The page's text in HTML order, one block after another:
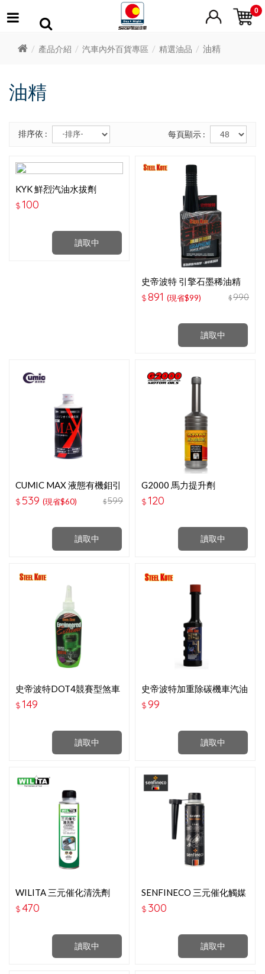
0
產品介紹 汽車內外百貨專區 精選油品 油精
油精
排序依 : 每頁顯示 :
讀取中
KYK 鮮烈汽油水拔劑
200ML
$100
讀取中
史帝波特 引擎石墨稀油精
236ML
$891 (現省$99) $990
讀取中
CUMIC MAX 液態有機鉬引
擎強化油精 300ML
$ 539 (現省$60) $599
讀取中
G2000 馬力提升劑
$120
讀取中
史帝波特DOT4競賽型煞車
油(量子綠) 200ML
$149
讀取中
史帝波特加重除碳機車汽油
精(機車用)70ML
$99
讀取中
WILITA 三元催化清洗劑
300ML
$470
讀取中
SENFINECO 三元催化觸媒
清潔油精
$ 300